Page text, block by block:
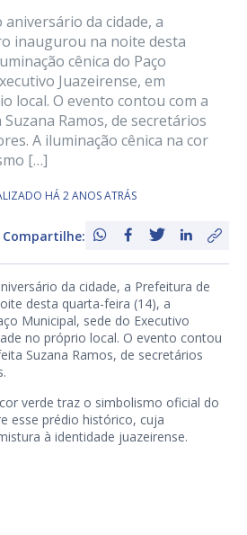
aniversário da cidade, a
inaugurou na noite desta
cênica do Paço
Juazeirense, em
local. O evento contou com a
Ramos, de secretários
A iluminação cênica na cor
[…]
HÁ 2 ANOS ATRÁS
Compartilhe:
da cidade, a Prefeitura de
desta quarta-feira (14), a
Municipal, sede do Executivo
no próprio local. O evento contou
Suzana Ramos, de secretários
verde traz o simbolismo oficial do
esse prédio histórico, cuja
à identidade juazeirense.